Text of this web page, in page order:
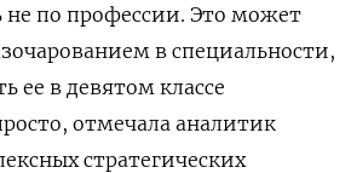
не по профессии. Это может
в специальности,
ее в девятом классе
отмечала аналитик
стратегических